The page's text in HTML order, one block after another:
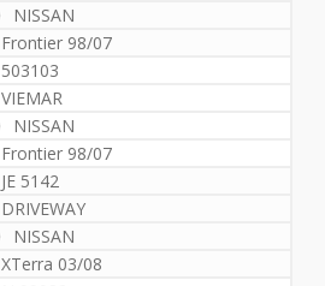
NISSAN
Frontier 98/07
503103
VIEMAR
NISSAN
Frontier 98/07
JE 5142
DRIVEWAY
NISSAN
XTerra 03/08